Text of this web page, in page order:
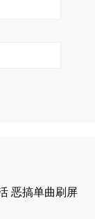
恶搞单曲刷屏